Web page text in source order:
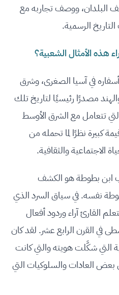
البلدان، ووصف تجاربه مع
الرسمية.
هذه الأمثال الشعبية؟
في آسيا الصغرى، وشرق
مصدرًا رئيسيًا لتاريخ تلك
تتعامل مع الشرق الأوسط
كبيرة نظرًا لما تحمله من
الاجتماعية والثقافية.
ابن بطوطة هو الكشف
نفسه. في سياق السرد الذي
القارئ آراء وردود أفعال
في القرن الرابع عشر. لقد كان
التي شكَّلت هويته والتي كانت
العادات والسلوكيات التي